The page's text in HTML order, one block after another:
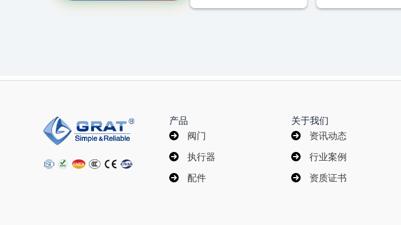
产品
阀门
执行器
配件
关于我们
资讯动态
行业案例
资质证书